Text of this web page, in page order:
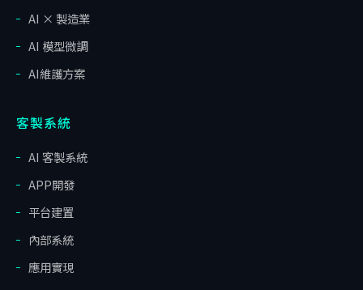
AI × 製造業
AI 模型微調
AI維護方案
客製系統
AI 客製系統
APP開發
平台建置
內部系統
應用實現